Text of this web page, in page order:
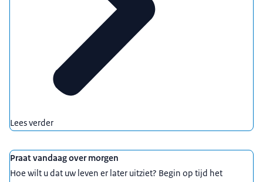
Lees verder
Praat vandaag over morgen
Hoe wilt u dat uw leven er later uitziet? Begin op tijd het